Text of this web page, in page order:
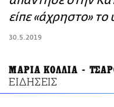
ΑΜΠΑ
είπε «άχρηστο» το
30.5.2019
ΜΑΡΙΑ ΚΟΛΛΙΑ -
ΕΙΔΗΣΕΙΣ